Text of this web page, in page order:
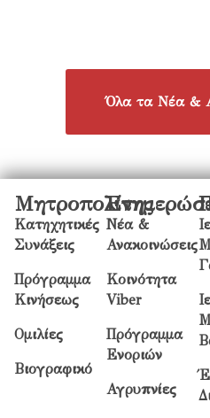
Όλα τα Νέα &
Μητροπολίτης
Κατηχητικές
Συνάξεις
Πρόγραμμα
Κινήσεως
Ομιλίες
Βιογραφικό
Νέα &
Ανακοινώσεις
Κοινότητα
Viber
Πρόγραμμα
Ενοριών
Αγρυπνίες